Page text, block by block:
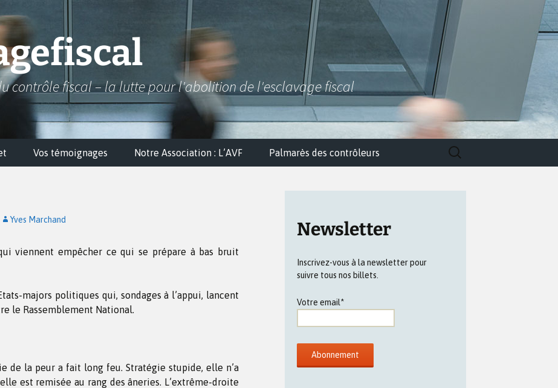
contrôle fiscal – la lutte pour l'abolition de l'esclavage fiscal
Vos témoignages Notre Association : L’AVF Palmarès des contrôleurs
Rechercher :
Yves Marchand
viennent empêcher ce qui se prépare à bas bruit
majors politiques qui, sondages à l’appui, lancent
le Rassemblement National.
de la peur a fait long feu. Stratégie stupide, elle n’a
est remisée au rang des âneries. L’extrême-droite
Newsletter
Inscrivez-vous à la newsletter pour
suivre tous nos billets.
Votre email*